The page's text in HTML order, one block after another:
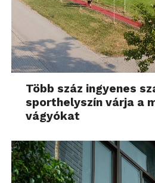
Több száz ingyenes
sporthelyszín várja a
vágyókat